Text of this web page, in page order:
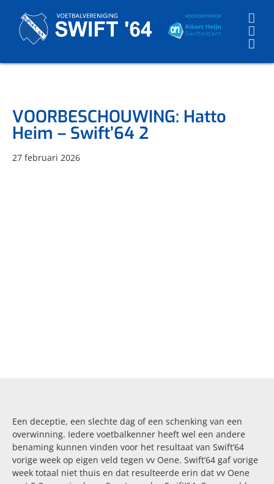
content
VOORBESCHOUWING: Hatto
Heim – Swift’64 2
27 februari 2026
Een deceptie, een slechte dag of een schenking van een
overwinning. Iedere voetbalkenner heeft wel een andere
benaming kunnen vinden voor het resultaat van Swift’64
vorige week op eigen veld tegen vv Oene. Swift’64 gaf vorige
week totaal niet thuis en dat resulteerde erin dat vv Oene